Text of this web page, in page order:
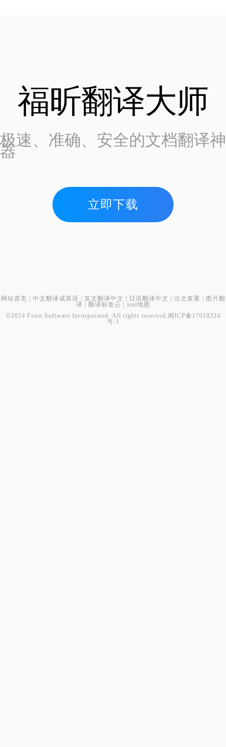
福昕翻译大师
极速、准确、安全的文档翻译神
器
立即下载
网站首页 中文翻译成英语 英文翻译中文 日语翻译中文 论文查重
图片翻
译
翻译标签云
xml地图
©2024 Foxit Software Incorporated. All rights reserved. 闽ICP备17018324
号-1